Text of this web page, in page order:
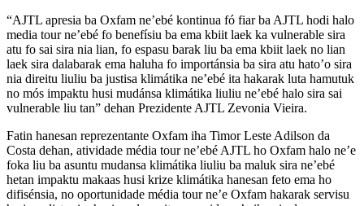
“AJTL apresia ba Oxfam ne’ebé kontinua fó fiar ba AJTL hodi halo
media tour ne’ebé fo benefísiu ba ema kbiit laek ka vulnerable sira
atu fo sai sira nia lian, fo espasu barak liu ba ema kbiit laek no lian
laek sira dalabarak ema haluha fo importánsia ba sira atu hato’o sira
nia direitu liuliu ba justisa klimátika ne’ebé ita hakarak luta hamutuk
no mós impaktu husi mudánsa klimátika liuliu ne’ebé halo sira sai
vulnerable liu tan” dehan Prezidente AJTL Zevonia Vieira.
Fatin hanesan reprezentante Oxfam iha Timor Leste Adilson da
Costa dehan, atividade média tour ne’ebé AJTL ho Oxfam halo ne’e
foka liu ba asuntu mudansa klimátika liuliu ba maluk sira ne’ebé
hetan impaktu makaas husi krize klimátika hanesan feto ema ho
difisénsia, no oportunidade média tour ne’e Oxfam hakarak servisu